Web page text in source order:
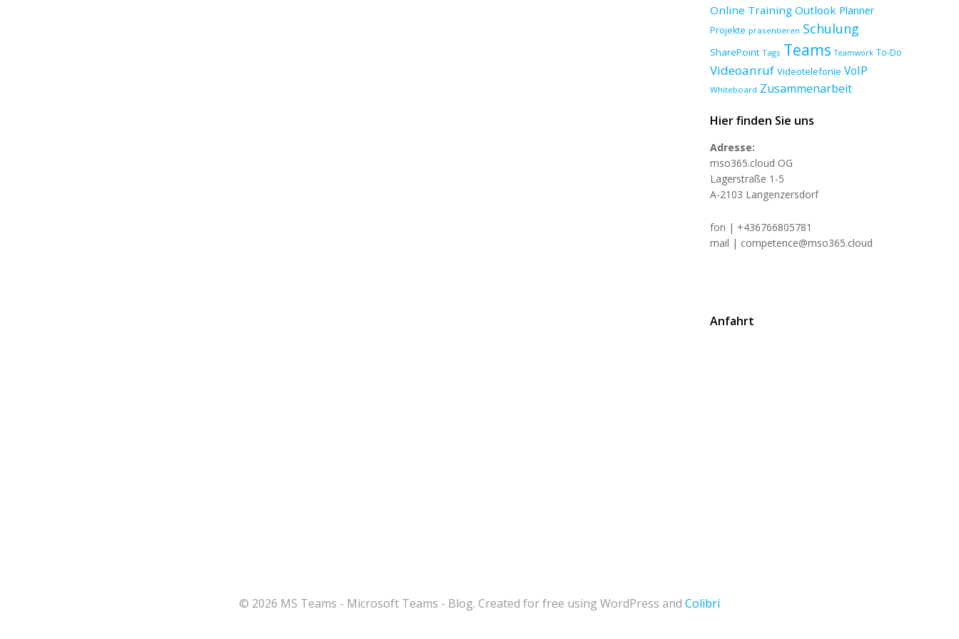
Online Training Outlook Planner
Projekte präsentieren Schulung
SharePoint Tags Teams Teamwork To-Do
Videoanruf Videotelefonie VoIP
Whiteboard Zusammenarbeit
Hier finden Sie uns
Adresse:
mso365.cloud OG
Lagerstraße 1-5
A-2103 Langenzersdorf
fon | +436766805781
mail | competence@mso365.cloud
Anfahrt
© 2026 MS Teams - Microsoft Teams - Blog. Created for free using WordPress and Colibri